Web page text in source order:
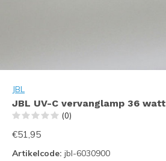
JBL
JBL UV-C vervanglamp 36 watt
(0)
€51,95
Artikelcode: jbl-6030900